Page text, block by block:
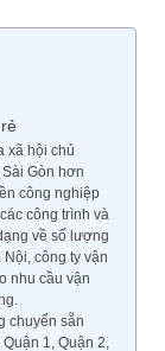
xã hội chủ
Gòn hơn
công nghiệp
công trình và
về số lượng
công ty vận
nhu cầu vận
chuyển sẵn
1, Quận 2,